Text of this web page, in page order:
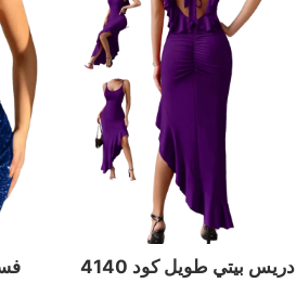
دريس بيتي طويل كود 4140